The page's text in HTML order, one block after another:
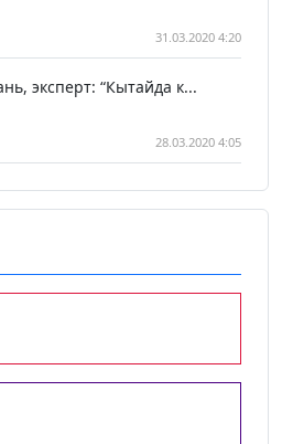
31.03.2020 4:20
эксперт: “Кытайда к...
28.03.2020 4:05